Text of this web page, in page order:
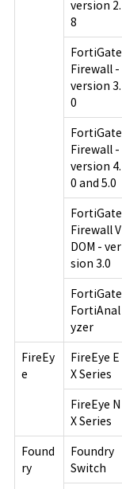
version 2.
8
FortiGate
Firewall -
version 3.
0
FortiGate
Firewall -
version 4.
0 and 5.0
FortiGate
Firewall V
DOM - ver
sion 3.0
FortiGate
FortiAnal
yzer
FireEy
e
FireEye E
X Series
FireEye N
X Series
Found
ry
Foundry
Switch